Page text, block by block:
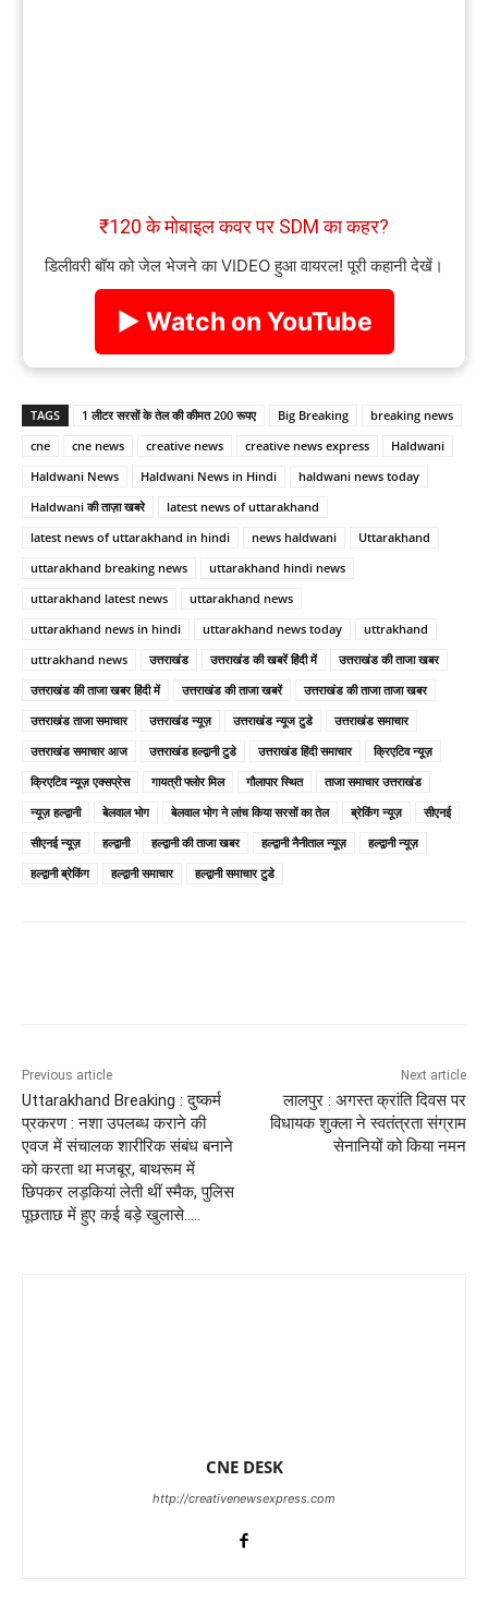
₹120 के मोबाइल कवर पर SDM का कहर?
डिलीवरी बॉय को जेल भेजने का VIDEO हुआ वायरल! पूरी कहानी देखें।
▶ Watch on YouTube
TAGS 1 लीटर सरसों के तेल की कीमत 200 रूपए Big Breaking
breaking news
cne
cne news creative news creative news express
Haldwani
Haldwani News
Haldwani News in Hindi
haldwani news today
Haldwani की ताज़ा खबरे
latest news of uttarakhand
latest news of uttarakhand in hindi
news haldwani
Uttarakhand
uttarakhand breaking news
uttarakhand hindi news
uttarakhand latest news
uttarakhand news
uttarakhand news in hindi
uttarakhand news today
uttrakhand
uttrakhand news
उत्तराखंड उत्तराखंड की खबरें हिंदी में
उत्तराखंड की ताजा खबर
उत्तराखंड की ताजा खबर हिंदी में
उत्तराखंड की ताजा खबरें
उत्तराखंड की ताजा ताजा खबर
उत्तराखंड ताजा समाचार
उत्तराखंड न्यूज़ उत्तराखंड न्यूज टुडे
उत्तराखंड समाचार
उत्तराखंड समाचार आज
उत्तराखंड हल्द्वानी टुडे उत्तराखंड हिंदी समाचार
क्रिएटिव न्यूज़
क्रिएटिव न्यूज़ एक्सप्रेस
गायत्री फ्लोर मिल गौलापार स्थित
ताजा समाचार उत्तराखंड
न्यूज़ हल्द्वानी
बेलवाल भोग बेलवाल भोग ने लांच किया सरसों का तेल ब्रेकिंग न्यूज़
सीएनई
सीएनई न्यूज़
हल्द्वानी हल्द्वानी की ताजा खबर हल्द्वानी नैनीताल न्यूज़
हल्द्वानी न्यूज़
हल्द्वानी ब्रेकिंग
हल्द्वानी समाचार हल्द्वानी समाचार टुडे
Previous article
Uttarakhand Breaking : दुष्कर्म
प्रकरण : नशा उपलब्ध कराने की
एवज में संचालक शारीरिक संबंध बनाने
को करता था मजबूर, बाथरूम में
छिपकर लड़कियां लेती थीं स्मैक, पुलिस
पूछताछ में हुए कई बड़े खुलासे…..
Next article
लालपुर : अगस्त क्रांति दिवस पर
विधायक शुक्ला ने स्वतंत्रता संग्राम
सेनानियों को किया नमन
CNE DESK
http://creativenewsexpress.com